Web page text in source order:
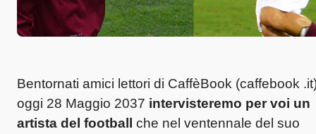
Bentornati amici lettori di CaffèBook (caffebook
oggi 28 Maggio 2037 intervisteremo per voi un
artista del football che nel ventennale del suo